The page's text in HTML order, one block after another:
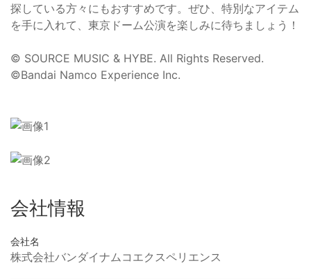
探している方々にもおすすめです。ぜひ、特別なアイテム
を手に入れて、東京ドーム公演を楽しみに待ちましょう！
© SOURCE MUSIC & HYBE. All Rights Reserved.
©Bandai Namco Experience Inc.
会社情報
会社名
株式会社バンダイナムコエクスペリエンス